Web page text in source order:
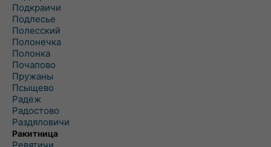
Подкраичи
Подлесье
Полесский
Полонечка
Полонка
Почапово
Пружаны
Псыщево
Радеж
Радостово
Раздяловичи
Ракитница